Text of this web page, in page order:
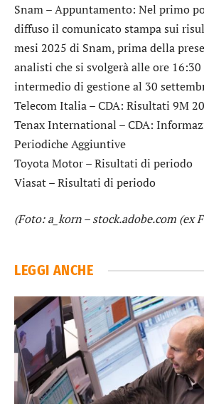
Snam– Appuntamento: Nel primo
diffuso il comunicato stampa sui
mesi 2025 di Snam, prima della
analisti che si svolgerà alle ore 16:30
intermedio di gestione al 30
Telecom Italia– CDA: Risultati 9M
Tenax International – CDA:
Periodiche Aggiuntive
Toyota Motor– Risultati di periodo
Viasat– Risultati di periodo
(Foto: a_korn – stock.adobe.com (ex
LEGGI ANCHE